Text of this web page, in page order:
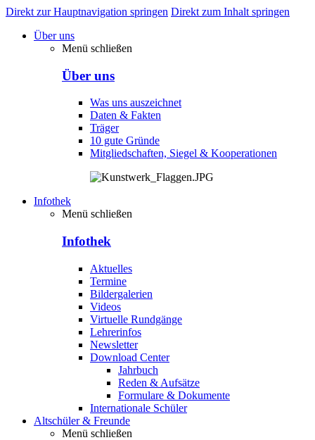
Direkt zur Hauptnavigation springen Direkt zum Inhalt springen
Über uns
Menü schließen
Über uns
Was uns auszeichnet
Daten & Fakten
Träger
10 gute Gründe
Mitgliedschaften, Siegel & Kooperationen
Infothek
Menü schließen
Infothek
Aktuelles
Termine
Bildergalerien
Videos
Virtuelle Rundgänge
Lehrerinfos
Newsletter
Download Center
Jahrbuch
Reden & Aufsätze
Formulare & Dokumente
Internationale Schüler
Altschüler & Freunde
Menü schließen